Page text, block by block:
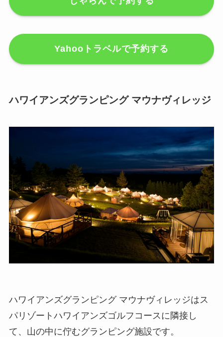
Yahooトラベルで予約する
ハワイアンズグランピング マウナヴィレッジ
ハワイアンズグランピング マウナヴィレッジはス
パリゾートハワイアンズゴルフコースに隣接し
て、山の中に佇むグランピング施設です。